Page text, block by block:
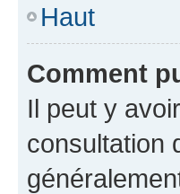
Haut
Comment
Il peut y
consultation